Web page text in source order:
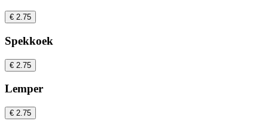
€ 2.75
Spekkoek
€ 2.75
Lemper
€ 2.75